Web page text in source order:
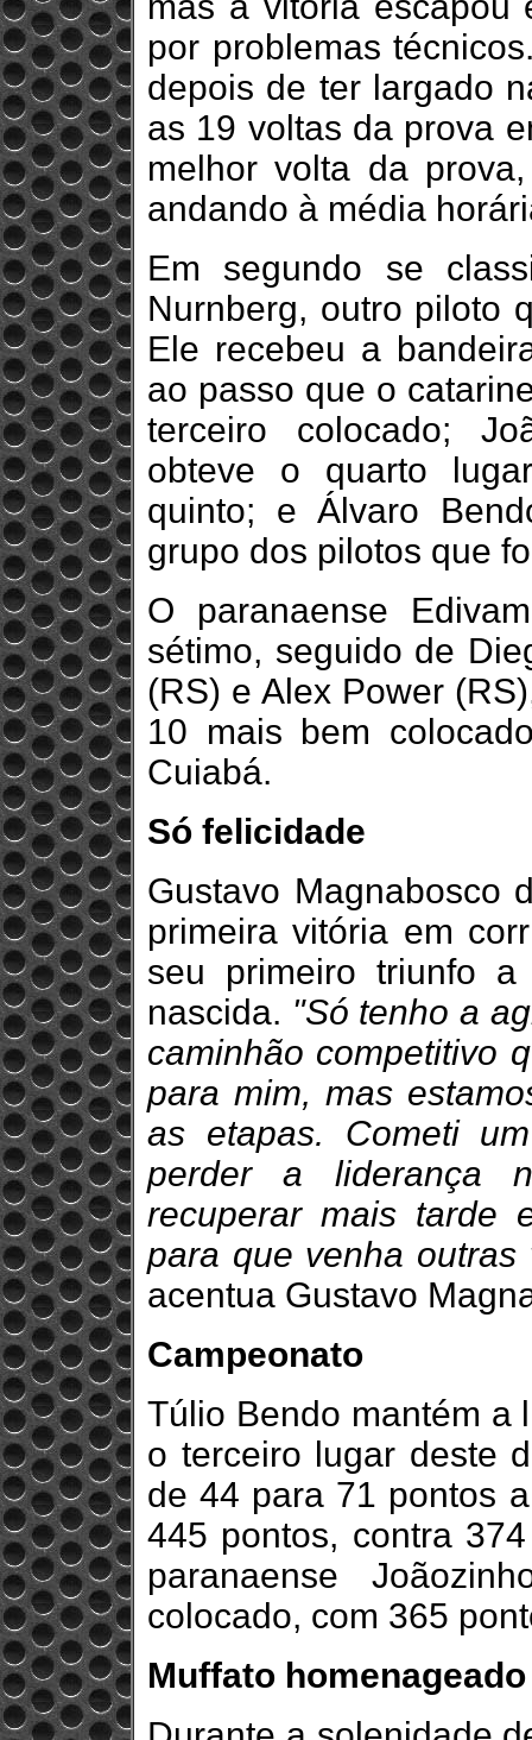
por problemas
depois de ter largado
as 19 voltas da prova
melhor volta da
andando à média
Em segundo se
Nurnberg, outro piloto
Ele recebeu a
ao passo que o
terceiro colocado;
obteve o quarto
quinto; e Álvaro
grupo dos pilotos que
O paranaense
sétimo, seguido de
(RS) e Alex Power
10 mais bem
Cuiabá.
Só felicidade
Gustavo Magnabosco
primeira vitória em
seu primeiro triunfo a
nascida. "Só tenho a
caminhão competitivo
para mim, mas
as etapas. Cometi
perder a liderança
recuperar mais tarde
para que venha
acentua Gustavo
Campeonato
Túlio Bendo mantém a
o terceiro lugar deste
de 44 para 71 pontos
445 pontos, contra
paranaense
colocado, com 365
Muffato homenageado